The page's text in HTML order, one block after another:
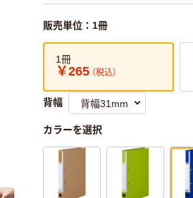
販売単位：1冊
1冊
￥265 （税込）
背幅
カラーを選択